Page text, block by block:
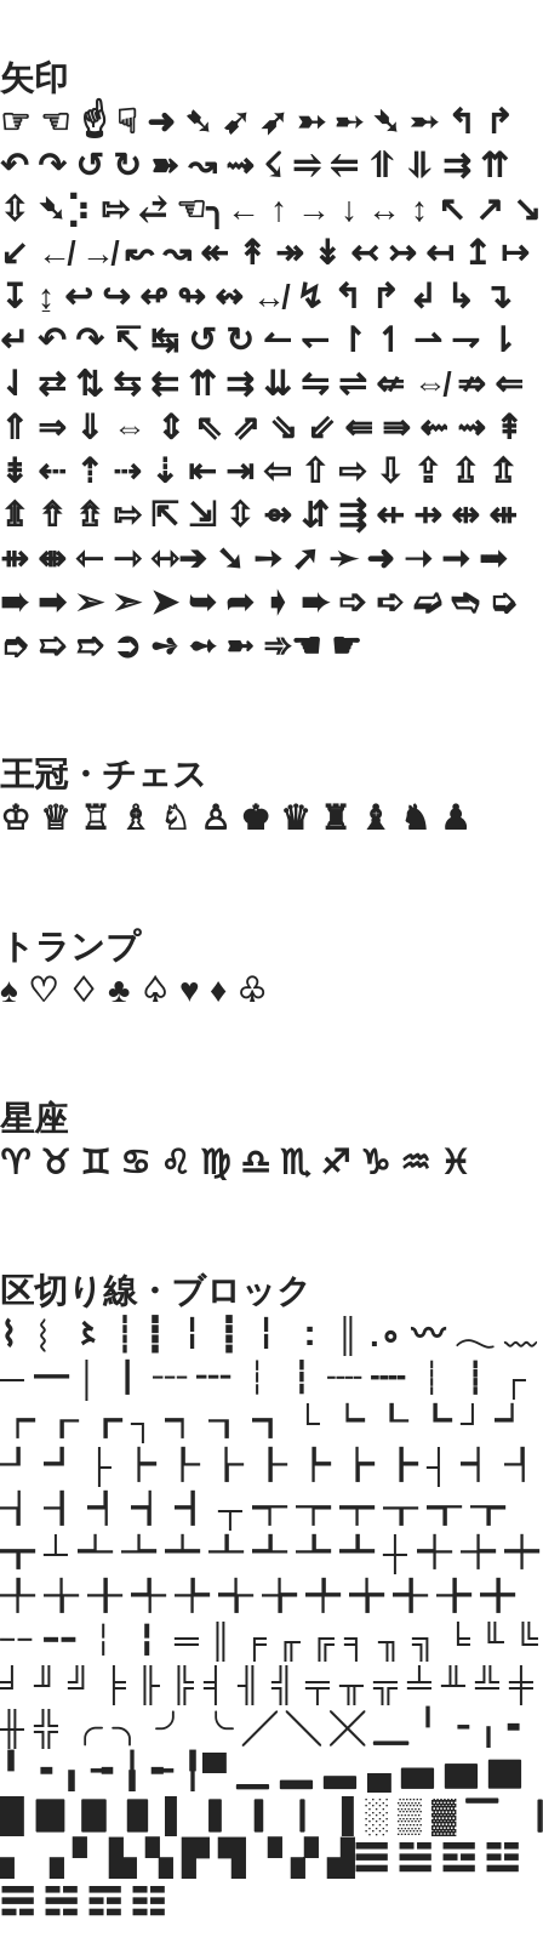
矢印
☞ ☜ ☝ ☟ ➜ ➷ ➹ ➶ ➳ ➸ ➴ ➵ ↰ ↱
↶ ↷ ↺ ↻ ➽ ↝ ⇝ ☇ ⥤ ⥢ ⥣ ⥥ ⇉ ⇈
⇳ ➴⡱ ⇰ ⥄ ☜╮← ↑ → ↓ ↔ ↕ ↖ ↗ ↘
↙ ↚ ↛ ↜ ↝ ↞ ↟ ↠ ↡ ↢ ↣ ↤ ↥ ↦
↧ ↨ ↩ ↪ ↫ ↬ ↭ ↮ ↯ ↰ ↱ ↲ ↳ ↴
↵ ↶ ↷ ↸ ↹ ↺ ↻ ↼ ↽ ↾ ↿ ⇀ ⇁ ⇂
⇃ ⇄ ⇅ ⇆ ⇇ ⇈ ⇉ ⇊ ⇋ ⇌ ⇍ ⇎ ⇏ ⇐
⇑ ⇒ ⇓ ⇔ ⇕ ⇖ ⇗ ⇘ ⇙ ⇚ ⇛ ⇜ ⇝ ⇞
⇟ ⇠ ⇡ ⇢ ⇣ ⇤ ⇥ ⇦ ⇧ ⇨ ⇩ ⇪ ⇫ ⇬
⇭ ⇮ ⇯ ⇰ ⇱ ⇲ ⇳ ⇴ ⇵ ⇶ ⇷ ⇸ ⇹ ⇺
⇻ ⇼ ⇽ ⇾ ⇿➔ ➘ ➙ ➚ ➛ ➜ ➝ ➞ ➟
➠ ➡ ➢ ➣ ➤ ➥ ➦ ➧ ➨ ➩ ➪ ➫ ➬ ➭
➮ ➯ ➱ ➲ ➺ ➻ ➼ ➾☚ ☛
王冠・チェス
♔ ♕ ♖ ♗ ♘ ♙ ♚ ♛ ♜ ♝ ♞ ♟
トランプ
♠ ♡ ♢ ♣ ♤ ♥ ♦ ♧
星座
♈ ♉ ♊ ♋ ♌ ♍ ♎ ♏ ♐ ♑ ♒ ♓
区切り線・ブロック
⌇ ︴ 〻 ┊ ┋ ￤ ┋ ￤ ： ║ .∘ 〰 𓂃 ﹏
─ ━ │ ┃ ┄ ┅ ┆ ┇ ┈ ┉ ┊ ┋ ┌
┍ ┎ ┏ ┐ ┑ ┒ ┓ └ ┕ ┖ ┗ ┘ ┙
┚ ┛ ├ ┝ ┞ ┟ ┠ ┡ ┢ ┣ ┤ ┥ ┦
┧ ┨ ┩ ┪ ┫ ┬ ┭ ┮ ┯ ┰ ┱ ┲
┳ ┴ ┵ ┶ ┷ ┸ ┹ ┺ ┻ ┼ ┽ ┾ ┿
╀ ╁ ╂ ╃ ╄ ╅ ╆ ╇ ╈ ╉ ╊ ╋
╌ ╍ ╎ ╏ ═ ║ ╒ ╓ ╔ ╕ ╖ ╗ ╘ ╙ ╚
╛ ╜ ╝ ╞ ╟ ╠ ╡ ╢ ╣ ╤ ╥ ╦ ╧ ╨ ╩ ╪
╫ ╬ ╭ ╮ ╯ ╰ ╱ ╲ ╳ ╴ ╵ ╶ ╷ ╸
╹ ╺ ╻ ╼ ╽ ╾ ╿▀ ▁ ▂ ▃ ▄ ▅ ▆ ▇
█ ▉ ▊ ▋ ▌ ▍ ▎ ▏ ▐ ░ ▒ ▓ ▔ ▕
▖ ▗ ▘ ▙ ▚ ▛ ▜ ▝ ▞ ▟☰ ☱ ☲ ☳
☴ ☵ ☶ ☷